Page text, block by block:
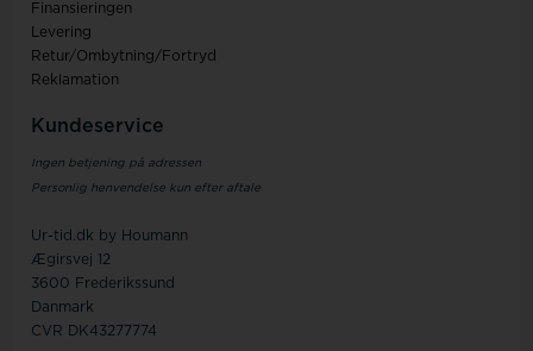
Finansieringen
Levering
Retur/Ombytning/Fortryd
Reklamation
Kundeservice
Ingen betjening på adressen
Personlig henvendelse kun efter aftale
Ur-tid.dk by Houmann
Ægirsvej 12
3600 Frederikssund
Danmark
CVR DK43277774